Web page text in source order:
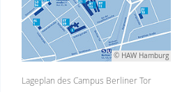
© HAW Hamburg
Lageplan des Campus Berliner Tor